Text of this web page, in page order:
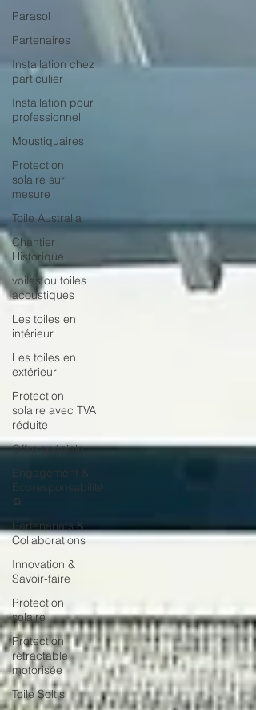
Parasol
Partenaires
Installation chez
particulier
Installation pour
professionnel
Moustiquaires
Protection
solaire sur
mesure
Toile Australia
Chantier
Historique
voiles ou toiles
acoustiques
Les toiles en
intérieur
Les toiles en
extérieur
Protection
solaire avec TVA
réduite
Offre spéciale
Engagement &
Écoresponsabilité
♻️
Partenariats &
Collaborations
Innovation &
Savoir-faire
Protection
solaire
Protection
rétractable
motorisée
Toile Soltis